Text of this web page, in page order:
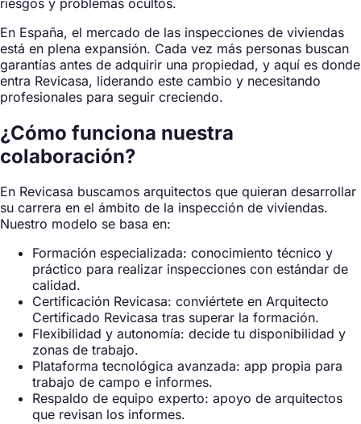
En España, el mercado de las inspecciones de viviendas
está en plena expansión. Cada vez más personas buscan
garantías antes de adquirir una propiedad, y aquí es donde
entra Revicasa, liderando este cambio y necesitando
profesionales para seguir creciendo.
¿Cómo funciona nuestra
colaboración?
En Revicasa buscamos arquitectos que quieran desarrollar
su carrera en el ámbito de la inspección de viviendas.
Nuestro modelo se basa en:
Formación especializada: conocimiento técnico y
práctico para realizar inspecciones con estándar de
calidad.
Certificación Revicasa: conviértete en Arquitecto
Certificado Revicasa tras superar la formación.
Flexibilidad y autonomía: decide tu disponibilidad y
zonas de trabajo.
Plataforma tecnológica avanzada: app propia para
trabajo de campo e informes.
Respaldo de equipo experto: apoyo de arquitectos
que revisan los informes.